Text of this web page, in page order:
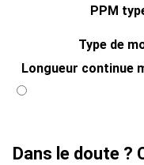
PPM
Type de
Longueur continue
Dans le doute ?